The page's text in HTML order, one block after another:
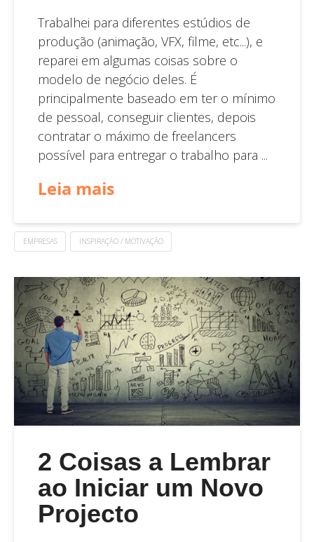
Trabalhei para diferentes estúdios de
produção (animação, VFX, filme, etc...), e
reparei em algumas coisas sobre o
modelo de negócio deles. É
principalmente baseado em ter o mínimo
de pessoal, conseguir clientes, depois
contratar o máximo de freelancers
possível para entregar o trabalho para ...
Leia mais
EMPRESAS INSPIRAÇÃO / MOTIVAÇÃO
2 Coisas a Lembrar
ao Iniciar um Novo
Projecto